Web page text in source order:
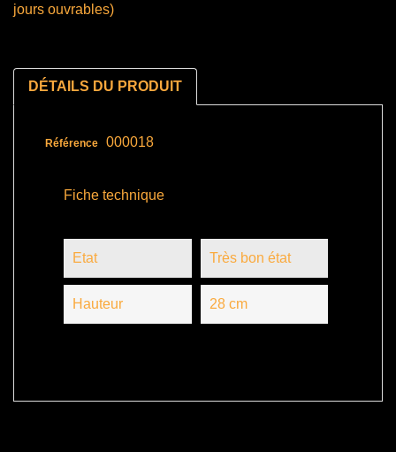
jours ouvrables)
DÉTAILS DU PRODUIT
Référence 000018
Fiche technique
Etat Très bon état
Hauteur 28 cm